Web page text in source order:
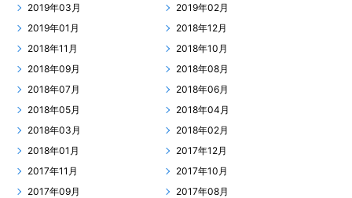
2019年03月
2019年02月
2019年01月
2018年12月
2018年11月
2018年10月
2018年09月
2018年08月
2018年07月
2018年06月
2018年05月
2018年04月
2018年03月
2018年02月
2018年01月
2017年12月
2017年11月
2017年10月
2017年09月
2017年08月